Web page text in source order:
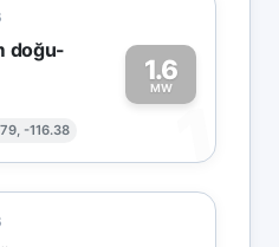
doğu-
-116.38
1.6
MW
1